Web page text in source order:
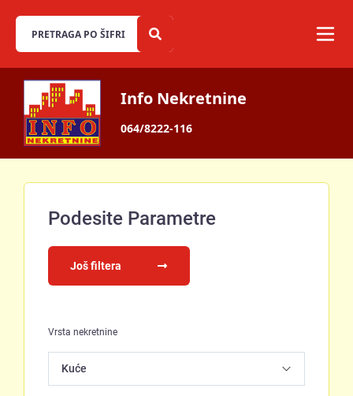
Info Nekretnine
064/8222-116
Podesite Parametre
Još filtera
Vrsta nekretnine